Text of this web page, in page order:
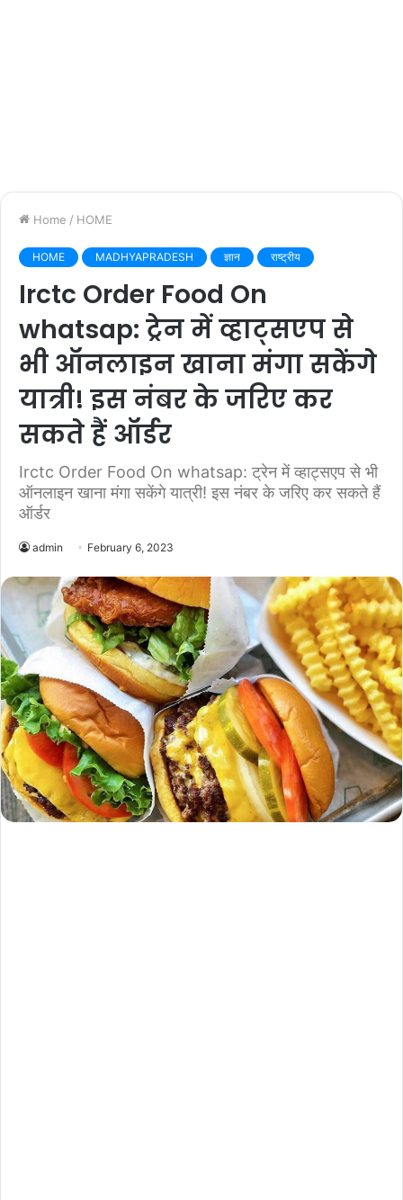
Home / HOME
HOME MADHYAPRADESH ज्ञान राष्ट्रीय
Irctc Order Food On
whatsap: ट्रेन में व्हाट्सएप से
भी ऑनलाइन खाना मंगा सकेंगे
यात्री! इस नंबर के जरिए कर
सकते हैं ऑर्डर
Irctc Order Food On whatsap: ट्रेन में व्हाट्सएप से भी
ऑनलाइन खाना मंगा सकेंगे यात्री! इस नंबर के जरिए कर सकते हैं
ऑर्डर
admin February 6, 2023